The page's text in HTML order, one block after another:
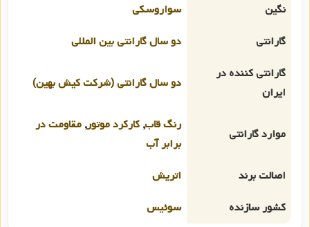
نگین
سواروسکی
گارانتی
دو سال گارانتی بین المللی
گارانتی کننده در
ایران
دو سال گارانتی (شرکت کیش بهین)
موارد گارانتی
رنگ قاب, کارکرد موتور, مقاومت در
برابر آب
اصالت برند
اتریش
کشور سازنده
سوئیس